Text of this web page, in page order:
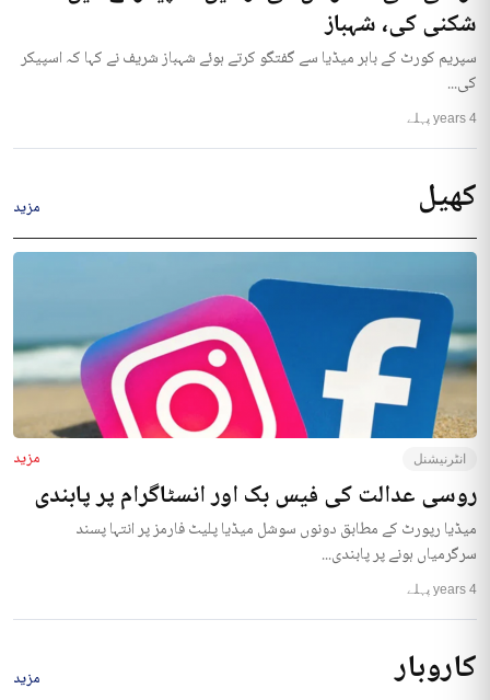
شکنی کی، شہباز
سپریم کورٹ کے باہر میڈیا سے گفتگو کرتے ہوئے شہباز شریف نے کہا کہ اسپیکر
کی...
4 years پہلے
کھیل مزید
انٹرنیشنل مزید
روسی عدالت کی فیس بک اور انسٹاگرام پر پابندی
میڈیا رپورٹ کے مطابق دونوں سوشل میڈیا پلیٹ فارمز پر انتہا پسند
سرگرمیاں ہونے پر پابندی...
4 years پہلے
کاروبار مزید